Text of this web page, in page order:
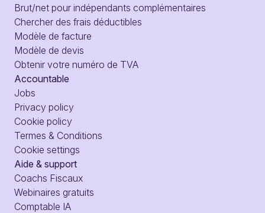
Brut/net pour indépendants complémentaires
Chercher des frais déductibles
Modèle de facture
Modèle de devis
Obtenir votre numéro de TVA
Accountable
Jobs
Privacy policy
Cookie policy
Termes & Conditions
Cookie settings
Aide & support
Coachs Fiscaux
Webinaires gratuits
Comptable IA